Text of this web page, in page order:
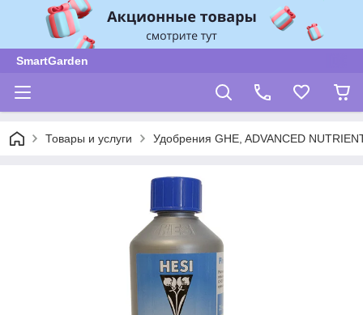
SmartGarden
Товары и услуги Удобрения GHE, ADVANCED